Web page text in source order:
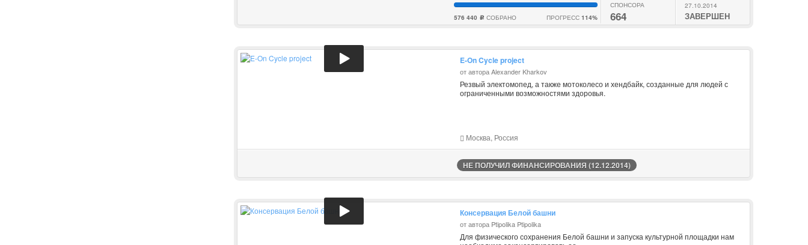
576 440 c СОБРАНО ПРОГРЕСС 114%
СПОНСОРА
664
27.10.2014
ЗАВЕРШЕН
E-On Cycle project
от автора Alexander Kharkov
Резвый электомопед, а также мотоколесо и хендбайк, созданные для людей с
ограниченными возможностями здоровья.
Москва, Россия
НЕ ПОЛУЧИЛ ФИНАНСИРОВАНИЯ (12.12.2014)
Консервация Белой башни
от автора Ptipolika Ptipolika
Для физического сохранения Белой башни и запуска культурной площадки нам